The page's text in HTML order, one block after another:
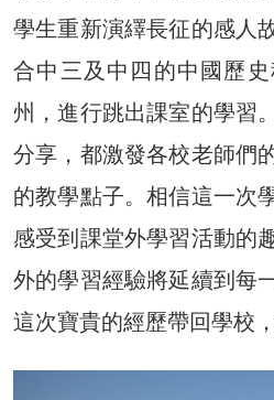
學生重新演繹長征的感人
合中三及中四的中國歷
州，進行跳出課室的學習
分享，都激發各校老師們
的教學點子。相信這一次
感受到課堂外學習活動的
外的學習經驗將延續到每
這次寶貴的經歷帶回學校